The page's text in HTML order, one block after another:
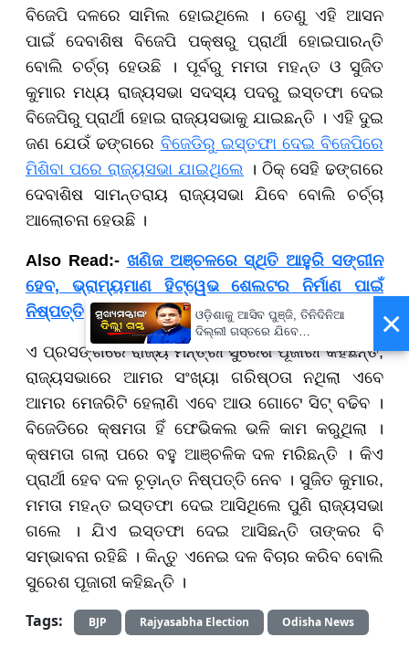
ବିଜେପି ଦଳରେ ସାମିଲ ହୋଇଥିଲେ । ତେଣୁ ଏହି ଆସନ
ପାଇଁ ଦେବାଶିଷ ବିଜେପି ପକ୍ଷରୁ ପ୍ରାର୍ଥୀ ହୋଇପାରନ୍ତି
ବୋଲି ଚର୍ଚ୍ଚା ହେଉଛି । ପୂର୍ବରୁ ମମତା ମହନ୍ତ ଓ ସୁଜିତ
କୁମାର ମଧ୍ୟ ରାଜ୍ୟସଭା ସଦସ୍ୟ ପଦରୁ ଇସ୍ତଫା ଦେଇ
ବିଜେପିରୁ ପ୍ରାର୍ଥୀ ହୋଇ ରାଜ୍ୟସଭାକୁ ଯାଇଛନ୍ତି । ଏହି ଦୁଇ
ଜଣ ଯେଉଁ ଢଙ୍ଗରେ ବିଜେଡିରୁ ଇସ୍ତଫା ଦେଇ ବିଜେପିରେ
ମିଶିବା ପରେ ରାଜ୍ୟସଭା ଯାଇଥିଲେ । ଠିକ୍ ସେହି ଢଙ୍ଗରେ
ଦେବାଶିଷ ସାମନ୍ତରାୟ ରାଜ୍ୟସଭା ଯିବେ ବୋଲି ଚର୍ଚ୍ଚା
ଆଲୋଚନା ହେଉଛି ।
Also Read:- ଖଣିଜ ଅଞ୍ଚଳରେ ସ୍ଥିତି ଆହୁରି ସଙ୍ଗୀନ
ହେବ, ଭ୍ରାମ୍ୟମାଣ ହିଟ୍ୱେଭ ଶେଲଟର ନିର୍ମାଣ ପାଇଁ
ନିଷ୍ପତ୍ତି
ଏ ପ୍ରସଙ୍ଗରେ ରାଜ୍ୟ ମନ୍ତ୍ରୀ ସୁରେଶ ପୂଜାରୀ କହିଛନ୍ତି,
ରାଜ୍ୟସଭାରେ ଆମର ସଂଖ୍ୟା ଗରିଷ୍ଠତା ନଥିଲା ଏବେ
ଆମର ମେଜରିଟି ହେଲାଣି ଏବେ ଆଉ ଗୋଟେ ସିଟ୍ ବଢିବ ।
ବିଜେଡିରେ କ୍ଷମତା ହିଁ ଫେଭିକଲ ଭଳି କାମ କରୁଥିଲା ।
କ୍ଷମତା ଗଲା ପରେ ବହୁ ଆଞ୍ଚଳିକ ଦଳ ମରିଛନ୍ତି । କିଏ
ପ୍ରାର୍ଥୀ ହେବ ଦଳ ଚୂଡ଼ାନ୍ତ ନିଷ୍ପତ୍ତି ନେବ । ସୁଜିତ କୁମାର,
ମମତା ମହନ୍ତ ଇସ୍ତଫା ଦେଇ ଆସିଥିଲେ ପୁଣି ରାଜ୍ୟସଭା
ଗଲେ । ଯିଏ ଇସ୍ତଫା ଦେଇ ଆସିଛନ୍ତି ତାଙ୍କର ବି
ସମ୍ଭାବନା ରହିଛି । କିନ୍ତୁ ଏନେଇ ଦଳ ବିଚାର କରିବ ବୋଲି
ସୁରେଶ ପୂଜାରୀ କହିଛନ୍ତି ।
Tags: BJP Rajyasabha Election Odisha News
×
ଓଡ଼ିଶାକୁ ଆସିବ ପୁଞ୍ଜି, ତିନିଦିନିଆ
ଦିଲ୍ଲୀ ଗସ୍ତରେ ଯିବେ